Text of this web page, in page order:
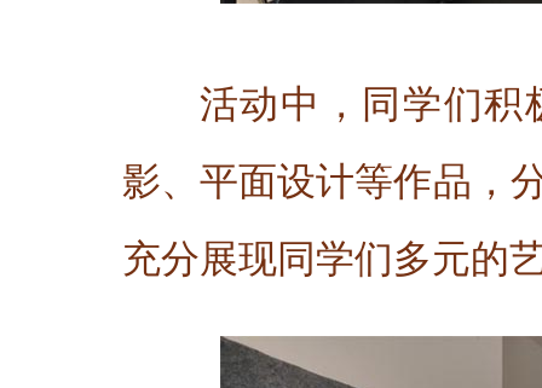
活动中，同学们积
影、平面设计等作品，
充分展现同学们多元的